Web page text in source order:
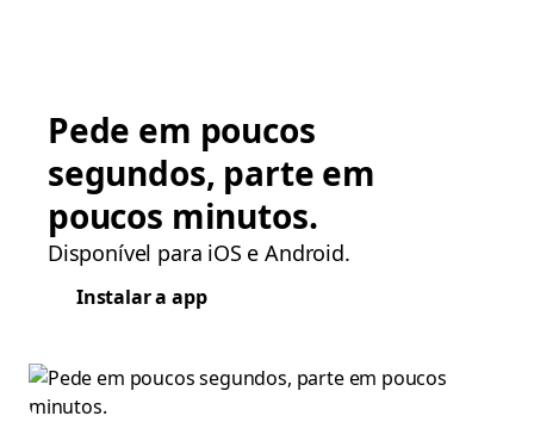
Pede em poucos
segundos, parte em
poucos minutos.
Disponível para iOS e Android.
Instalar a app